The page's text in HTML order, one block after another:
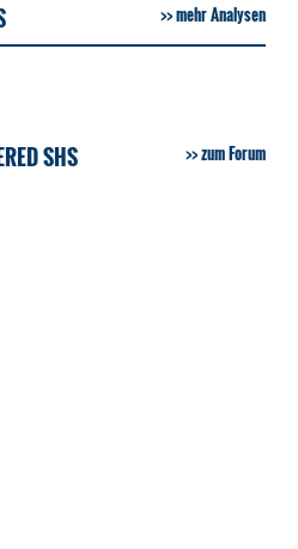
mehr Analysen
SHS zum Forum